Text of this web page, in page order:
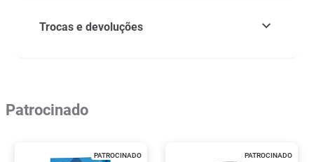
Trocas e devoluções
Patrocinado
PATROCINADO PATROCINADO